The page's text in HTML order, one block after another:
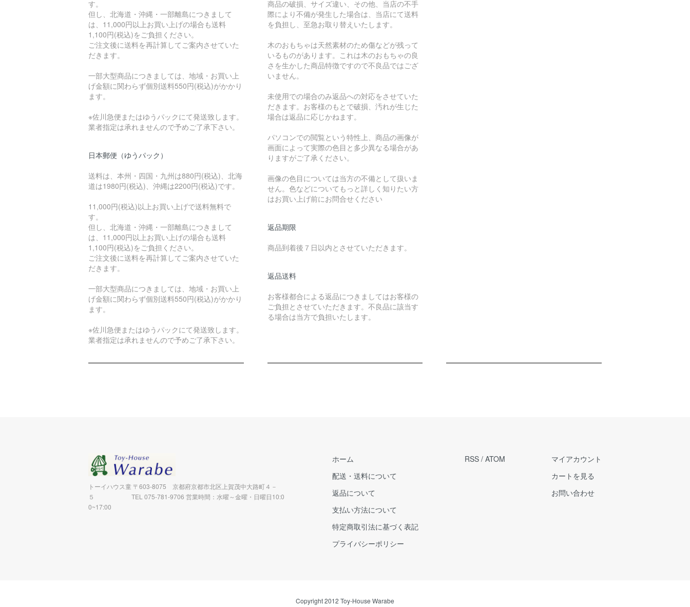
す。
但し、北海道・沖縄・一部離島につきまして
は、11,000円以上お買い上げの場合も送料
1,100円(税込)をご負担ください。
ご注文後に送料を再計算してご案内させていた
だきます。
一部大型商品につきましては、地域・お買い上
げ金額に関わらず個別送料550円(税込)がかかり
ます。
※佐川急便またはゆうパックにて発送致します。
業者指定は承れませんので予めご了承下さい。
日本郵便（ゆうパック）
送料は、本州・四国・九州は880円(税込)、北海
道は1980円(税込)、沖縄は2200円(税込)です。
11,000円(税込)以上お買い上げで送料無料で
す。
但し、北海道・沖縄・一部離島につきまして
は、11,000円以上お買い上げの場合も送料
1,100円(税込)をご負担ください。
ご注文後に送料を再計算してご案内させていた
だきます。
一部大型商品につきましては、地域・お買い上
げ金額に関わらず個別送料550円(税込)がかかり
ます。
※佐川急便またはゆうパックにて発送致します。
業者指定は承れませんので予めご了承下さい。
商品の破損、サイズ違い、その他、当店の不手
際により不備が発生した場合は、当店にて送料
を負担し、至急お取り替えいたします。
木のおもちゃは天然素材のため傷などが残って
いるものがあります。これは木のおもちゃの良
さを生かした商品特徴ですので不良品ではござ
いません。
未使用での場合のみ返品への対応をさせていた
だきます。お客様のもとで破損、汚れが生じた
場合は返品に応じかねます。
パソコンでの閲覧という特性上、商品の画像が
画面によって実際の色目と多少異なる場合があ
りますがご了承ください。
画像の色目については当方の不備として扱いま
せん。色などについてもっと詳しく知りたい方
はお買い上げ前にお問合せください
返品期限
商品到着後７日以内とさせていただきます。
返品送料
お客様都合による返品につきましてはお客様の
ご負担とさせていただきます。不良品に該当す
る場合は当方で負担いたします。
トーイハウス童 〒603-8075 京都府京都市北区上賀茂中大路町４－
５ TEL 075-781-9706 営業時間：水曜～金曜・日曜日10:0
0~17:00
ホーム
配送・送料について
返品について
支払い方法について
特定商取引法に基づく表記
プライバシーポリシー
RSS / ATOM
マイアカウント
カートを見る
お問い合わせ
Copyright 2012 Toy-House Warabe